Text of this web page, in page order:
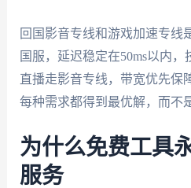
回国影音专线和游戏加速专线
国服，延迟稳定在50ms以内
直播走影音专线，带宽优先保
每种需求都得到最优解，而不
为什么免费工具
服务